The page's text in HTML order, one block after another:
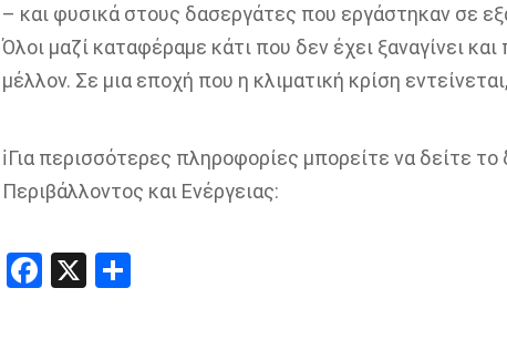
– και φυσικά στους δασεργάτες που εργάστηκαν σε
Όλοι μαζί καταφέραμε κάτι που δεν έχει ξαναγίνει
μέλλον. Σε μια εποχή που η κλιματική κρίση
ℹ️Για περισσότερες πληροφορίες μπορείτε να δείτε
Περιβάλλοντος και Ενέργειας:
Facebook
X Share